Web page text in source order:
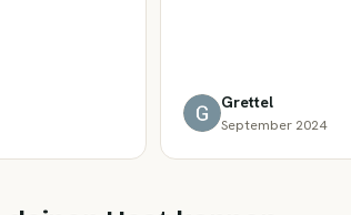
Grettel
September 2024